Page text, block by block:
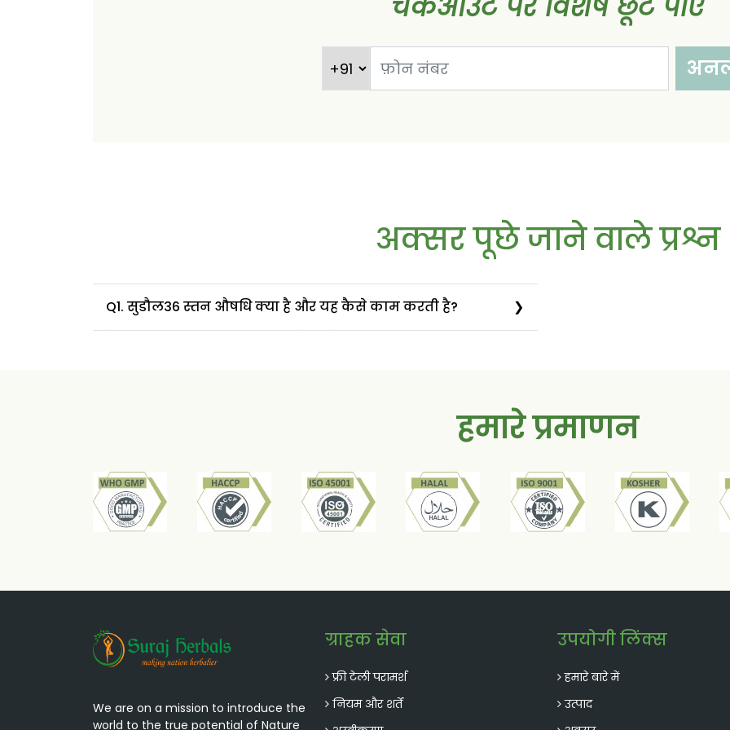
अक्सर पूछे जाने वाले प्रश्न
Q1. सुडौल36 स्तन औषधि क्या है और यह कैसे काम करती है?
हमारे प्रमाणन
We are on a mission to introduce the
world to the true potential of Nature
ग्राहक सेवा
फ्री टेली परामर्श
नियम और शर्तें
उपयोगी लिंक्स
हमारे बारे में
उत्पाद